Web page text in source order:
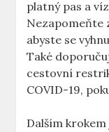
platný‍ pas a
Nezapomeňte
abyste se
Také
cestovní
COVID-19,
Dalším krokem